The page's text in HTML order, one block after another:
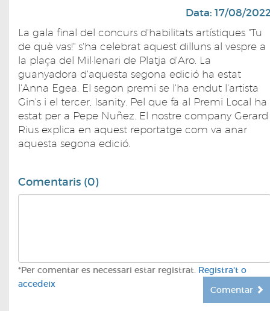
Data: 17/08/
La gala final del concurs d'habilitats artístiques "Tu
de què vas!" s'ha celebrat aquest dilluns al vespre a
la plaça del Mil·lenari de Platja d'Aro. La
guanyadora d'aquesta segona edició ha estat
l'Anna Egea. El segon premi se l'ha endut l'artista
Gin's i el tercer, Isanity. Pel que fa al Premi Local ha
estat per a Pepe Nuñez. El nostre company Gerard
Rius explica en aquest reportatge com va anar
aquesta segona edició.
Comentaris (0)
*Per comentar es necessari estar registrat. Registra't o
accedeix
Comentar